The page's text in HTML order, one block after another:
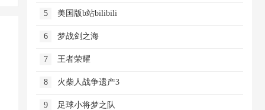
5 美国版b站bilibili
6 梦战剑之海
7 王者荣耀
8 火柴人战争遗产3
9 足球小将梦之队